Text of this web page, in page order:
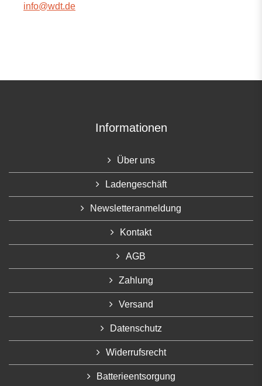
info@wdt.de
Informationen
Über uns
Ladengeschäft
Newsletteranmeldung
Kontakt
AGB
Zahlung
Versand
Datenschutz
Widerrufsrecht
Batterieentsorgung